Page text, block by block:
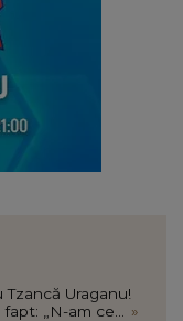
Uraganu!
„N-am ce...
»